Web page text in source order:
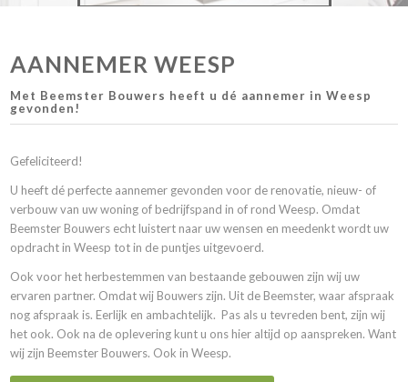
AANNEMER WEESP
Met Beemster Bouwers heeft u dé aannemer in Weesp
gevonden!
Gefeliciteerd!
U heeft dé perfecte aannemer gevonden voor de renovatie, nieuw- of
verbouw van uw woning of bedrijfspand in of rond Weesp. Omdat
Beemster Bouwers echt luistert naar uw wensen en meedenkt wordt uw
opdracht in Weesp tot in de puntjes uitgevoerd.
Ook voor het herbestemmen van bestaande gebouwen zijn wij uw
ervaren partner. Omdat wij Bouwers zijn. Uit de Beemster, waar afspraak
nog afspraak is. Eerlijk en ambachtelijk. Pas als u tevreden bent, zijn wij
het ook. Ook na de oplevering kunt u ons hier altijd op aanspreken. Want
wij zijn Beemster Bouwers. Ook in Weesp.